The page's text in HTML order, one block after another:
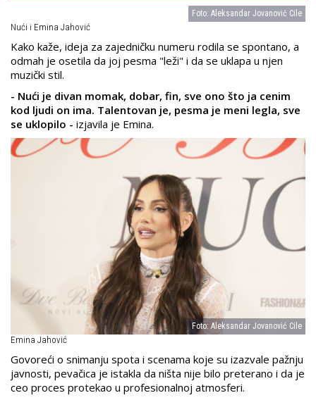
Foto: Aleksandar Jovanović Cile
Nući i Emina Jahović
Kako kaže, ideja za zajedničku numeru rodila se spontano, a
odmah je osetila da joj pesma "leži" i da se uklapa u njen
muzički stil.
- Nući je divan momak, dobar, fin, sve ono što ja cenim
kod ljudi on ima. Talentovan je, pesma je meni legla, sve
se uklopilo - izjavila je Emina.
Foto: Aleksandar Jovanović Cile
Emina Jahović
Govoreći o snimanju spota i scenama koje su izazvale pažnju
javnosti, pevačica je istakla da ništa nije bilo preterano i da je
ceo proces protekao u profesionalnoj atmosferi.